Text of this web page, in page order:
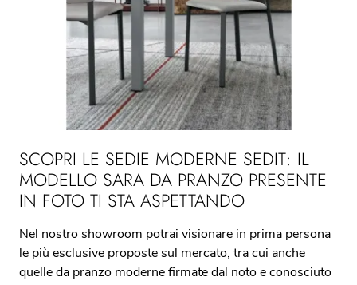
SCOPRI LE SEDIE MODERNE SEDIT: IL
MODELLO SARA DA PRANZO PRESENTE
IN FOTO TI STA ASPETTANDO
Nel nostro showroom potrai visionare in prima persona
le più esclusive proposte sul mercato, tra cui anche
quelle da pranzo moderne firmate dal noto e conosciuto